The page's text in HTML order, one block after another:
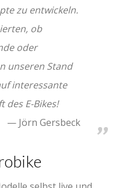
zu entwickeln.
ob
oder
unseren Stand
interessante
des E-Bikes!
Jörn Gersbeck